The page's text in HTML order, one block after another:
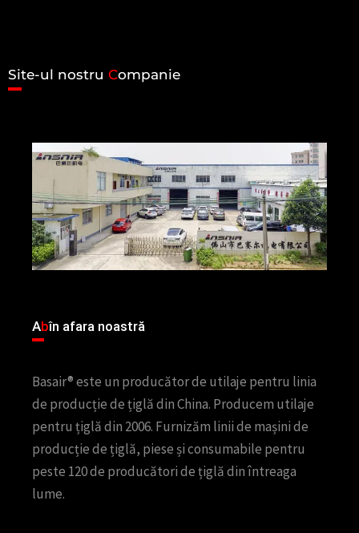
Site-ul nostru Companie
Abîn afara noastră
Basair® este un producător de utilaje pentru linia
de producție de țiglă din China. Producem utilaje
pentru țiglă din 2006. Furnizăm linii de mașini de
producție de țiglă, piese și consumabile pentru
peste 120 de producători de țiglă din întreaga
lume.